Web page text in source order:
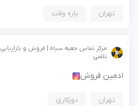
تهران پاره وقت
مرکز تماس جعبه سیاه | فروش و بازاریابی
تلفنی
ادمین فروش
تهران دورکاری